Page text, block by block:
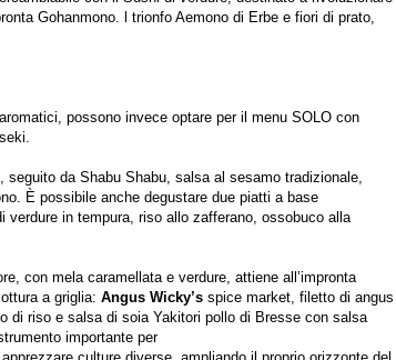
Gohanmono. l trionfo Aemono di Erbe e fiori di prato,
possono invece optare per il menu SOLO con
da Shabu Shabu, salsa al sesamo tradizionale,
È possibile anche degustare due piatti a base
verdure in tempura, riso allo zafferano, ossobuco alla
con mela caramellata e verdure, attiene all’impronta
a griglia: Angus Wicky’s spice market, filetto di angus
di riso e salsa di soia Yakitori pollo di Bresse con salsa
importante per